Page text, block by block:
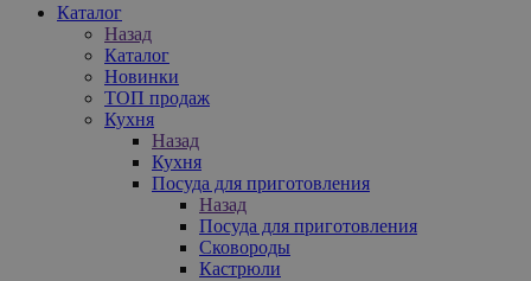
Каталог
Назад
Каталог
Новинки
ТОП продаж
Кухня
Назад
Кухня
Посуда для приготовления
Назад
Посуда для приготовления
Сковороды
Кастрюли